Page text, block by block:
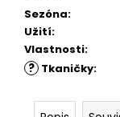
Sezóna:
Užití:
Vlastnosti:
? Tkaničky:
SPRAY
200
ML,
01
NEUTRAL